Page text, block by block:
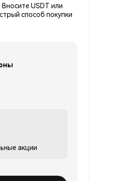
USDT или
способ покупки
акции